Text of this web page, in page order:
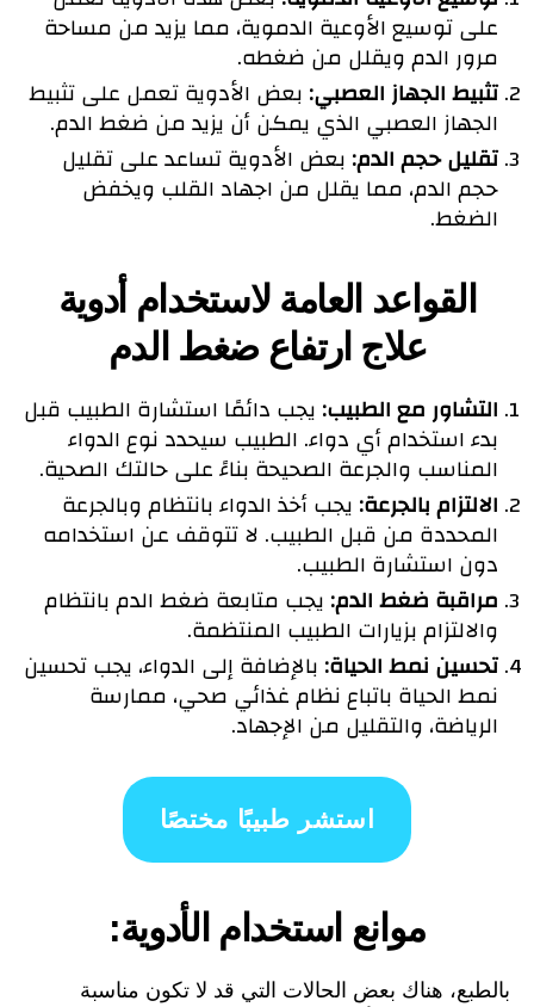
على توسيع الأوعية الدموية، مما يزيد من مساحة
مرور الدم ويقلل من ضغطه.
تثبيط الجهاز العصبي: بعض الأدوية تعمل على تثبيط
الجهاز العصبي الذي يمكن أن يزيد من ضغط الدم.
تقليل حجم الدم: بعض الأدوية تساعد على تقليل
حجم الدم، مما يقلل من اجهاد القلب ويخفض
الضغط.
القواعد العامة لاستخدام أدوية
علاج ارتفاع ضغط الدم
التشاور مع الطبيب: يجب دائمًا استشارة الطبيب قبل
بدء استخدام أي دواء. الطبيب سيحدد نوع الدواء
المناسب والجرعة الصحيحة بناءً على حالتك الصحية.
الالتزام بالجرعة: يجب أخذ الدواء بانتظام وبالجرعة
المحددة من قبل الطبيب. لا تتوقف عن استخدامه
دون استشارة الطبيب.
مراقبة ضغط الدم: يجب متابعة ضغط الدم بانتظام
والالتزام بزيارات الطبيب المنتظمة.
تحسين نمط الحياة: بالإضافة إلى الدواء، يجب تحسين
نمط الحياة باتباع نظام غذائي صحي، ممارسة
الرياضة، والتقليل من الإجهاد.
استشر طبيبًا مختصًا
موانع استخدام الأدوية:
بالطبع، هناك بعض الحالات التي قد لا تكون مناسبة